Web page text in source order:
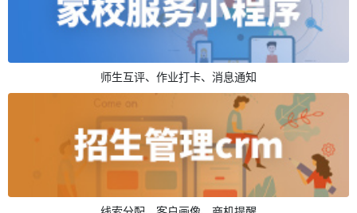
师生互评、作业打卡、消息通知